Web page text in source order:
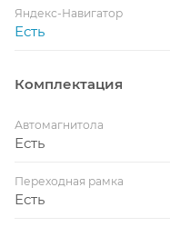
Яндекс-Навигатор
Есть
Комплектация
Автомагнитола
Есть
Переходная рамка
Есть